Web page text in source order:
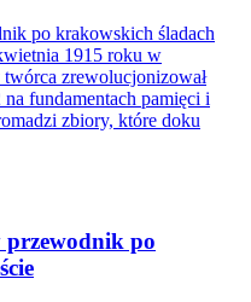
po krakowskich śladach
1915 roku w
zrewolucjonizował
fundamentach pamięci i
zbiory, które doku
po